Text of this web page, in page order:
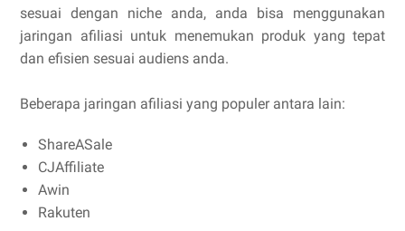
sesuai dengan niche anda, anda bisa menggunakan
jaringan afiliasi untuk menemukan produk yang tepat
dan efisien sesuai audiens anda.
Beberapa jaringan afiliasi yang populer antara lain:
ShareASale
CJAffiliate
Awin
Rakuten